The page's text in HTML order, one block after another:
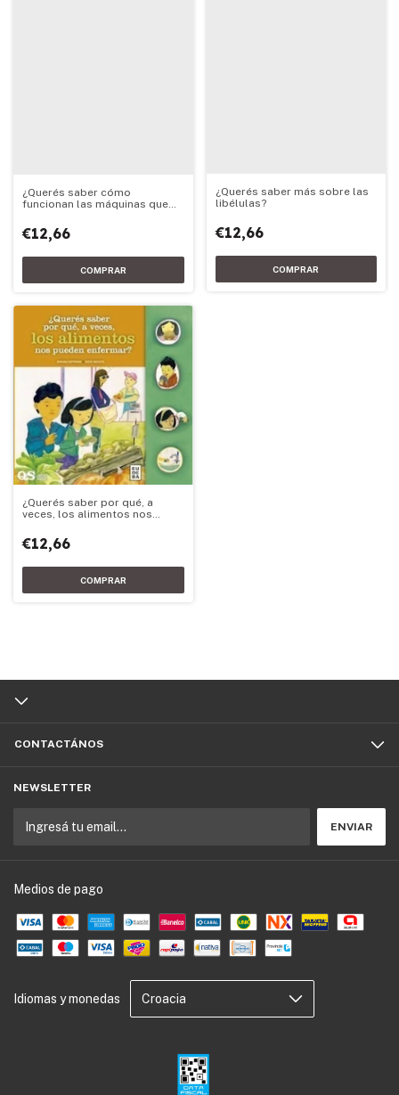
¿Querés saber cómo
funcionan las máquinas que
€12,66
¿Querés saber más sobre las
libélulas?
€12,66
¿Querés saber por qué, a
veces, los alimentos nos
€12,66
CONTACTÁNOS
NEWSLETTER
Medios de pago
Idiomas y monedas